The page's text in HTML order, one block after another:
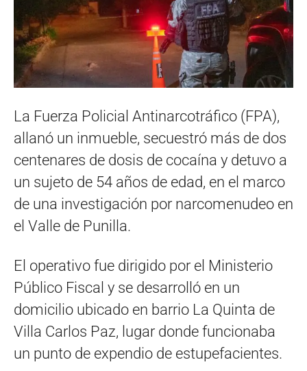
La Fuerza Policial Antinarcotráfico (FPA),
allanó un inmueble, secuestró más de dos
centenares de dosis de cocaína y detuvo a
un sujeto de 54 años de edad, en el marco
de una investigación por narcomenudeo en
el Valle de Punilla.
El operativo fue dirigido por el Ministerio
Público Fiscal y se desarrolló en un
domicilio ubicado en barrio La Quinta de
Villa Carlos Paz, lugar donde funcionaba
un punto de expendio de estupefacientes.